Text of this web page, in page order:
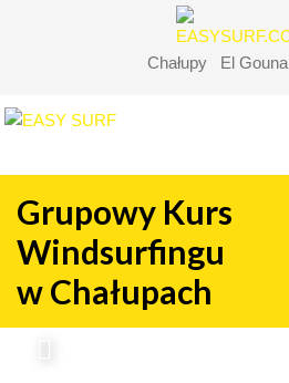
Chałupy El Gouna
Grupowy Kurs
Windsurfingu
w Chałupach